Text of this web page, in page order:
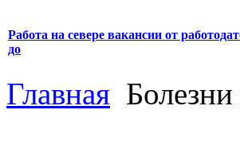
Работа на севере вакансии от
до
Главная